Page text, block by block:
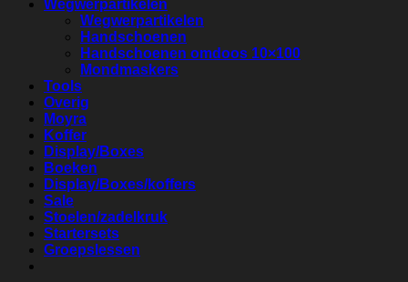
Wegwerpartikelen
Wegwerpartikelen
Handschoenen
Handschoenen omdoos 10×100
Mondmaskers
Tools
Overig
Moyra
Koffer
Display/Boxes
Boeken
Display/Boxes/koffers
Sale
Stoelen/zadelkruk
Startersets
Groepslessen